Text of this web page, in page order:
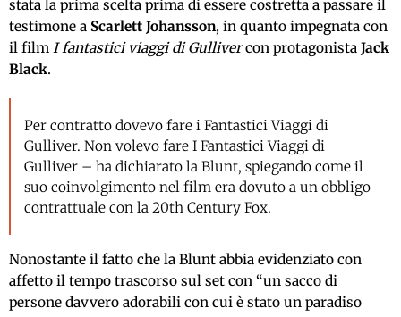
stata la prima scelta prima di essere costretta a passare il
testimone a Scarlett Johansson, in quanto impegnata con
il film I fantastici viaggi di Gullivercon protagonista Jack
Black.
Per contratto dovevo fare i Fantastici Viaggi di
Gulliver. Non volevo fare I Fantastici Viaggi di
Gulliver – ha dichiarato la Blunt, spiegando come il
suo coinvolgimento nel film era dovuto a un obbligo
contrattuale con la 20th Century Fox.
Nonostante il fatto che la Blunt abbia evidenziato con
affetto il tempo trascorso sul set con “un sacco di
persone davvero adorabili con cui è stato un paradiso